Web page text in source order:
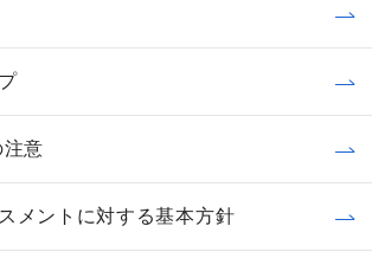
意
メントに対する基本方針